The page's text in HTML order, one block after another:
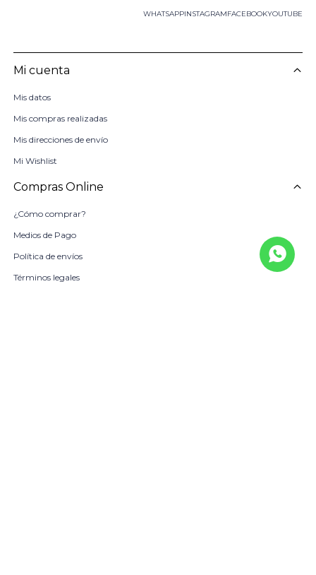
WHATSAPP FACEBOOKYOUTUBE
INSTAGRAM
Mi cuenta
Mis datos
Mis compras realizadas
Mis direcciones de envío
Mi Wishlist
Compras Online
¿Cómo comprar?
Medios de Pago
Política de envíos
Términos legales